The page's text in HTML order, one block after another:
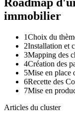
immobilier
1Choix du
2Installation et
3Mapping des
4Création des
5Mise en place
6Recette des
7Mise en
Articles du cluster